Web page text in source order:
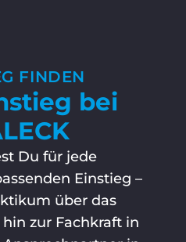
FINDEN
bei
Du für jede
Einstieg –
über das
zur Fachkraft in